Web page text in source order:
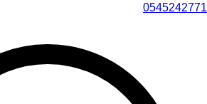
0545242771